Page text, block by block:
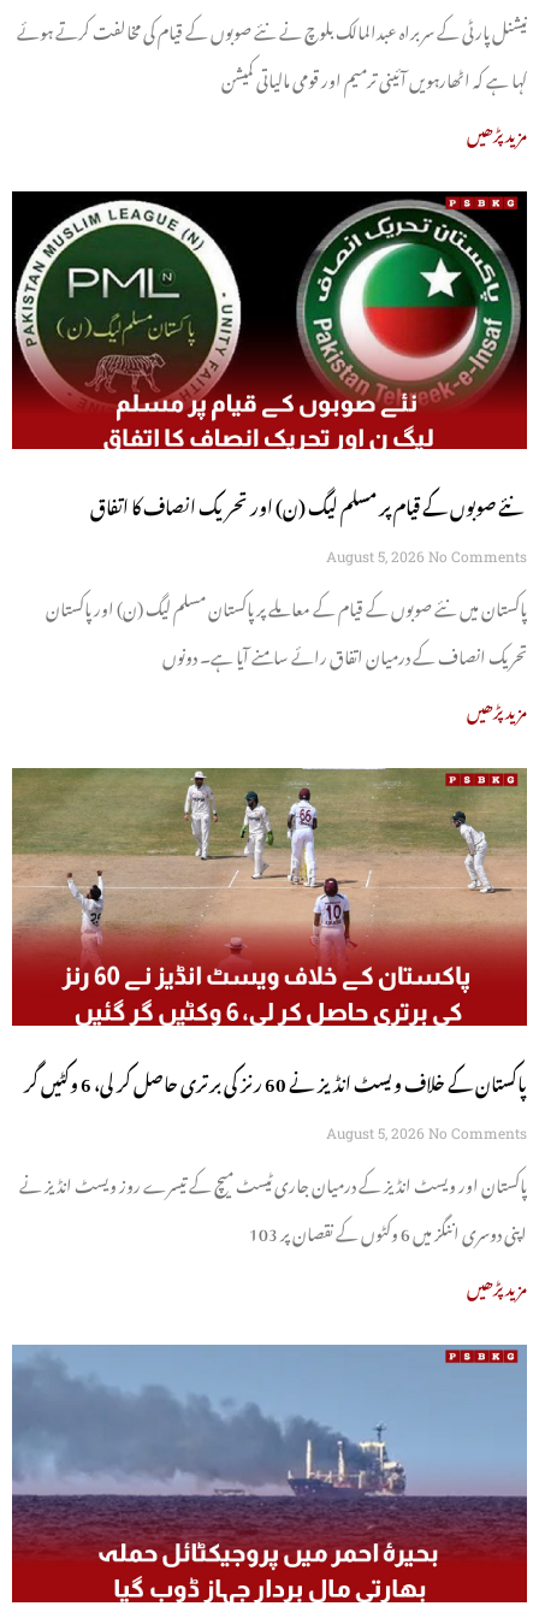
نیشنل پارٹی کے سربراہ عبدالمالک بلوچ نے نئے صوبوں کے قیام کی مخالفت کرتے ہوئے
کہا ہے کہ اٹھارہویں آئینی ترمیم اور قومی مالیاتی کمیشن
مزید پڑھیں
نئے صوبوں کے قیام پر مسلم لیگ (ن) اور تحریک انصاف کا اتفاق
August 5, 2026 No Comments
پاکستان میں نئے صوبوں کے قیام کے معاملے پر پاکستان مسلم لیگ (ن) اور پاکستان
تحریک انصاف کے درمیان اتفاق رائے سامنے آیا ہے۔ دونوں
مزید پڑھیں
پاکستان کے خلاف ویسٹ انڈیز نے 60 رنز کی برتری حاصل کر لی، 6 وکٹیں گر
گئیں
August 5, 2026 No Comments
پاکستان اور ویسٹ انڈیز کے درمیان جاری ٹیسٹ میچ کے تیسرے روز ویسٹ انڈیز نے
اپنی دوسری اننگز میں 6 وکٹوں کے نقصان پر 103
مزید پڑھیں